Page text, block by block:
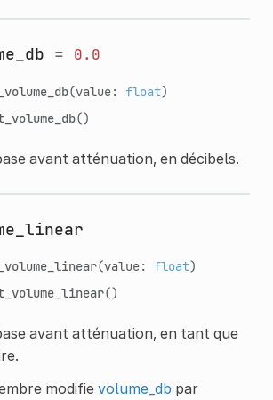
= 0.0
(value: float)
()
avant atténuation, en décibels.
(value: float)
()
avant atténuation, en tant que
modifie volume_db par